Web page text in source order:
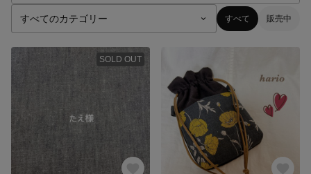
すべて 販売中
SOLD OUT